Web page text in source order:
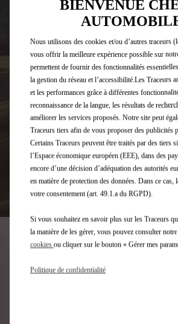
SERVICES SUR-
BIENVENUE
Nous utilisons des cookies et/ou d’autres traceurs
vous offrir la meilleure expérience possible sur
permettent de fournir des fonctionnalités
la gestion du réseau et l’accessibilité.Les Traceurs
et les performances grâce à différentes
reconnaissance de la langue, les résultats de
améliorer les services proposés. Notre site peut
Traceurs tiers afin de vous proposer des publicités
Certains Traceurs peuvent être traités par des tiers
l’Espace économique européen (EEE), dans des
encore d’une décision d’adéquation des autorités
en matière de protection des données. Dans ce cas,
votre consentement (art. 49.1.a du RGPD).
Si vous souhaitez en savoir plus sur les Traceurs
la manière de les gérer, vous pouvez consulter notre
cookies ou cliquer sur le bouton « Gérer mes
Politique de confidentialité